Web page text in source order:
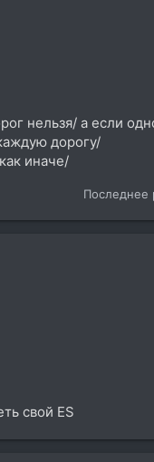
нельзя/ а если
дорогу/
иначе/
Последнее
свой ES